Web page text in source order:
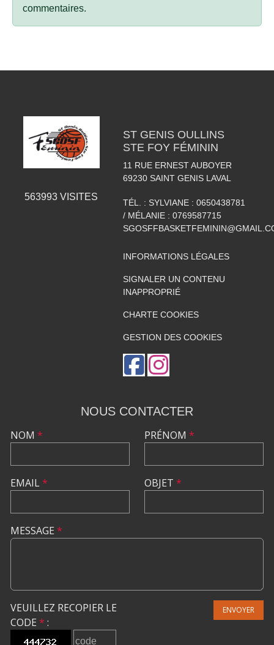
commentaires.
563993 VISITES
ST GENIS OULLINS
STE FOY FÉMININ
11 RUE ERNEST AUBOYER
69230 SAINT GENIS LAVAL
TÉL. : SYLVIANE : 0650438781
/ MÉLANIE : 0769587715
INFORMATIONS LÉGALES
SIGNALER UN CONTENU
INAPPROPRIÉ
CHARTE COOKIES
GESTION DES COOKIES
NOUS CONTACTER
NOM *
EMAIL*
PRÉNOM *
OBJET *
MESSAGE *
VEUILLEZ RECOPIER LE
CODE * :
ENVOYER